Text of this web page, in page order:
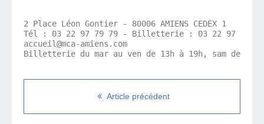
2 Place Léon Gontier - 80006 AMIENS CEDEX 1
Tél : 03 22 97 79 79 - Billetterie : 03 22 97 79 77
accueil@mca-amiens.com
Billetterie du mar au ven de 13h à 19h, sam de
Article précédent